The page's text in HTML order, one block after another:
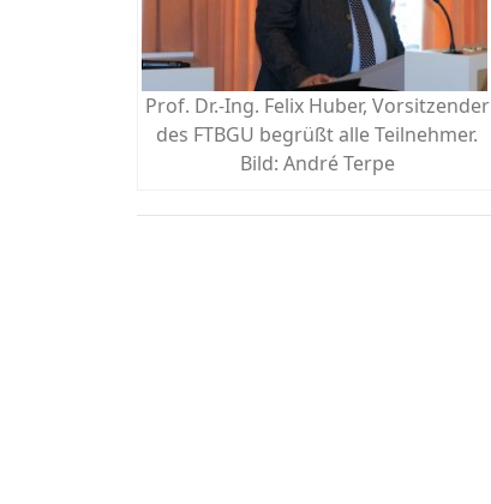
Prof. Dr.-Ing. Felix Huber, Vorsitzender
des FTBGU begrüßt alle Teilnehmer.
Bild: André Terpe